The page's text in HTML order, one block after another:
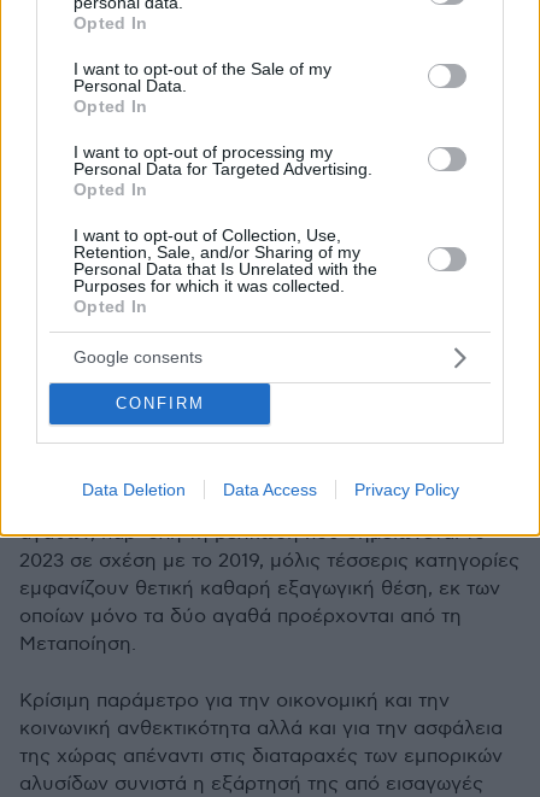
grant or deny consent to Google and its third-party tags to
use your data for below specified purposes in below Google
consent section.
Opted In
I want to opt-out of the Sale of my
Personal Data.
Opted In
I want to opt-out of processing my
Personal Data for Targeted Advertising.
Opted In
I want to opt-out of Collection, Use,
Retention, Sale, and/or Sharing of my
Personal Data that Is Unrelated with the
Purposes for which it was collected.
Opted In
Google consents
CONFIRM
Data Deletion Data Access Privacy Policy
περίοδο, η βελτίωση αυτή συνοδεύτηκε και από
άνοδο της εξωστρέφειας, ιδίως της Μεταποίησης,
καθώς ένα αυξανόμενο μέρος των πωλήσεων
κατευθύνθηκε στο εξωτερικό.
Ωστόσο, η μεγαλύτερη εξωστρέφεια δεν
συνοδεύτηκε από βελτίωση του εμπορικού ισοζυγίου,
καθώς εμφανίζεται μια αυξανόμενη δυσκολία
κάλυψης των εισαγωγών από εξαγωγές. Αιτία είναι η
υποβάθμιση της θέσης της χώρας στις παγκόσμιες
αλυσίδες αξίας, η οποία αποτυπώνεται στη
διαχρονική αδυναμία υποκατάστασης σε εισαγωγές
ενδιάμεσων αγαθών, ιδίως εκείνων που έχουν μέσο
και υψηλό τεχνολογικό περιεχόμενο. Το αποτέλεσμα
είναι η ανάκαμψη των τελευταίων ετών να συνδέεται
με τη διεύρυνση του εμπορικού ελλείματος.
Εξειδικεύοντας την ανάλυση σε 21 κατηγορίες
αγαθών, παρ’ όλη τη βελτίωση που σημειώνεται το
2023 σε σχέση με το 2019, μόλις τέσσερις κατηγορίες
εμφανίζουν θετική καθαρή εξαγωγική θέση, εκ των
οποίων μόνο τα δύο αγαθά προέρχονται από τη
Μεταποίηση.
Κρίσιμη παράμετρο για την οικονομική και την
κοινωνική ανθεκτικότητα αλλά και για την ασφάλεια
της χώρας απέναντι στις διαταραχές των εμπορικών
αλυσίδων συνιστά η εξάρτησή της από εισαγωγές